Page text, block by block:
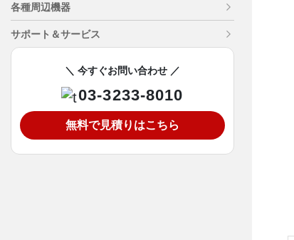
各種周辺機器
サポート＆サービス
＼ 今すぐお問い合わせ ／
03-3233-8010
無料で見積りはこちら